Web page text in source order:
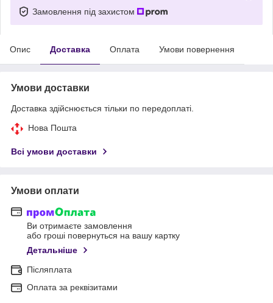
Замовлення під захистом
Опис Доставка Оплата Умови повернення
Умови доставки
Доставка здійснюється тільки по передоплаті.
Нова Пошта
Всі умови доставки
Умови оплати
Ви отримаєте замовлення
або гроші повернуться на вашу картку
Детальніше
Післяплата
Оплата за реквізитами